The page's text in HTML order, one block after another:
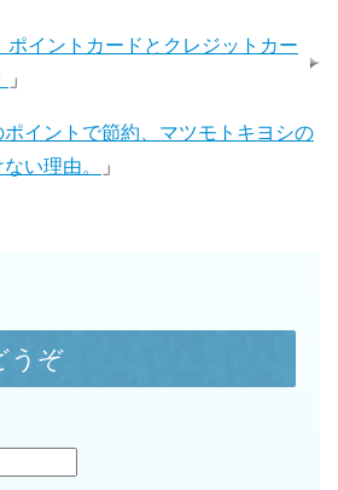
ポイントカードとクレジットカー
」
ポイントで節約、マツモトキヨシの
い理由。
」
うぞ